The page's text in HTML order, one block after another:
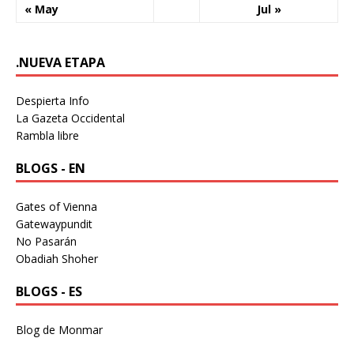
« May Jul »
.NUEVA ETAPA
Despierta Info
La Gazeta Occidental
Rambla libre
BLOGS - EN
Gates of Vienna
Gatewaypundit
No Pasarán
Obadiah Shoher
BLOGS - ES
Blog de Monmar